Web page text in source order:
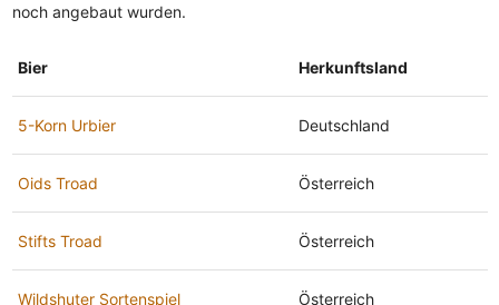
noch angebaut wurden.
Bier Herkunftsland
5-Korn Urbier Deutschland
Oids Troad Österreich
Stifts Troad Österreich
Wildshuter Sortenspiel Österreich